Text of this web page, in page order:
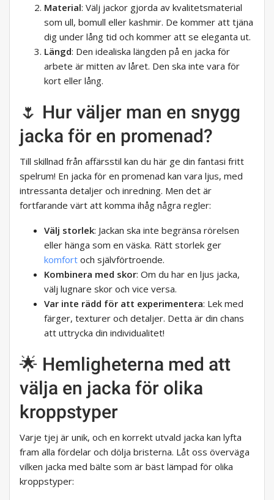
Material: Välj jackor gjorda av kvalitetsmaterial
som ull, bomull eller kashmir. De kommer att tjäna
dig under lång tid och kommer att se eleganta ut.
Längd: Den idealiska längden på en jacka för
arbete är mitten av låret. Den ska inte vara för
kort eller lång.
🌷 Hur väljer man en snygg
jacka för en promenad?
Till skillnad från affärsstil kan du här ge din fantasi fritt
spelrum! En jacka för en promenad kan vara ljus, med
intressanta detaljer och inredning. Men det är
fortfarande värt att komma ihåg några regler:
Välj storlek: Jackan ska inte begränsa rörelsen
eller hänga som en väska. Rätt storlek ger
komfort och självförtroende.
Kombinera med skor: Om du har en ljus jacka,
välj lugnare skor och vice versa.
Var inte rädd för att experimentera: Lek med
färger, texturer och detaljer. Detta är din chans
att uttrycka din individualitet!
🌟 Hemligheterna med att
välja en jacka för olika
kroppstyper
Varje tjej är unik, och en korrekt utvald jacka kan lyfta
fram alla fördelar och dölja bristerna. Låt oss överväga
vilken jacka med bälte som är bäst lämpad för olika
kroppstyper: